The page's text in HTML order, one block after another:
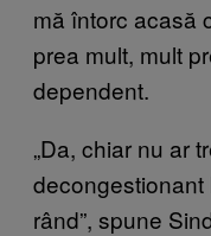
mă întorc acasă
prea mult, mult
dependent.
„Da, chiar nu ar
decongestionant
rând”, spune